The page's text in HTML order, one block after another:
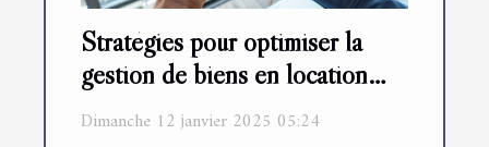
Stratégies pour optimiser la
gestion de biens en location
saisonnière
Dimanche 12 janvier 2025 05:24